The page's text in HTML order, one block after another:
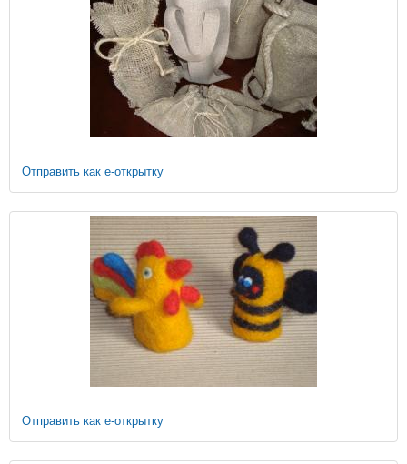
Отправить как е-открытку
Отправить как е-открытку